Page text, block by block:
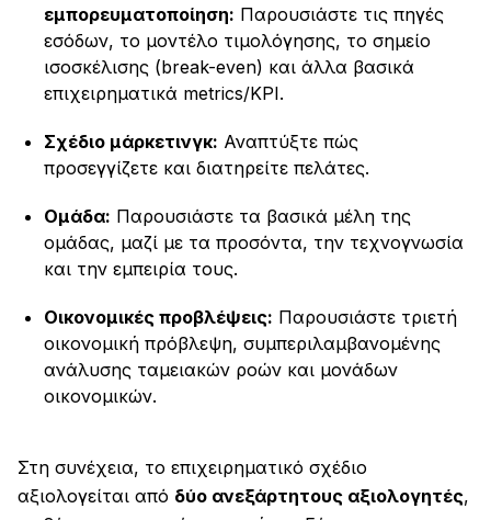
εμπορευματοποίηση: Παρουσιάστε τις πηγές
εσόδων, το μοντέλο τιμολόγησης, το σημείο
ισοσκέλισης (break-even) και άλλα βασικά
επιχειρηματικά metrics/KPI.
Σχέδιο μάρκετινγκ: Αναπτύξτε πώς
προσεγγίζετε και διατηρείτε πελάτες.
Ομάδα: Παρουσιάστε τα βασικά μέλη της
ομάδας, μαζί με τα προσόντα, την τεχνογνωσία
και την εμπειρία τους.
Οικονομικές προβλέψεις: Παρουσιάστε τριετή
οικονομική πρόβλεψη, συμπεριλαμβανομένης
ανάλυσης ταμειακών ροών και μονάδων
οικονομικών.
Στη συνέχεια, το επιχειρηματικό σχέδιο
αξιολογείται από δύο ανεξάρτητους αξιολογητές,